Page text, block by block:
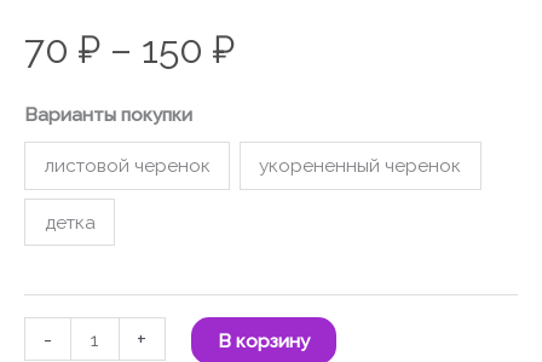
70 ₽ – 150 ₽
Варианты покупки
листовой черенок укорененный черенок
детка
- + В корзину